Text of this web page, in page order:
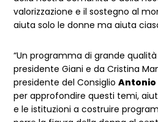
valorizzazione e il sostegno al
aiuta solo le donne ma aiuta
“Un programma di grande
presidente Giani e da Cristina
presidente del ConsiglioAntonio
per approfondire questi temi,
e le istituzioni a costruire